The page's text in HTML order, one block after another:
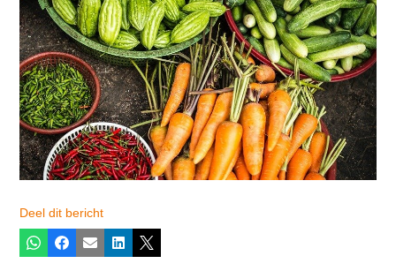
Deel dit bericht
WhatsappFacebook
E-mailLinkedIn
X